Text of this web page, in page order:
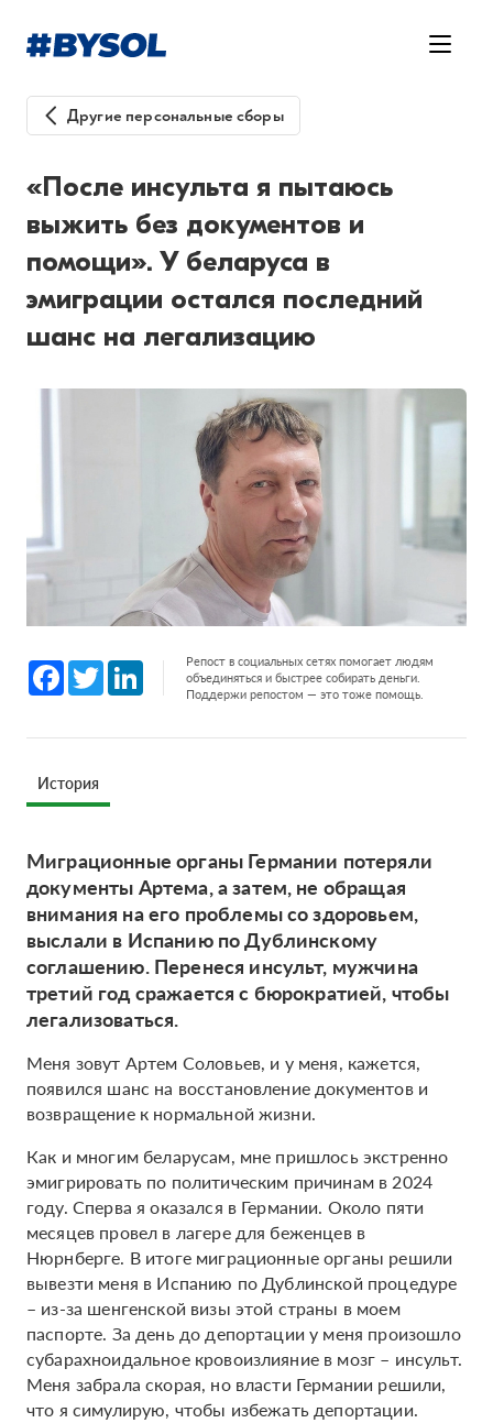
Другие персональные сборы
«После инсульта я пытаюсь
выжить без документов и
помощи». У беларуса в
эмиграции остался последний
шанс на легализацию
Facebook
Twitter LinkedInРепост в социальных сетях помогает людям
объединяться и быстрее собирать деньги.
Поддержи репостом — это тоже помощь.
История
Миграционные органы Германии потеряли
документы Артема, а затем, не обращая
внимания на его проблемы со здоровьем,
выслали в Испанию по Дублинскому
соглашению. Перенеся инсульт, мужчина
третий год сражается с бюрократией, чтобы
легализоваться.
Меня зовут Артем Соловьев, и у меня, кажется,
появился шанс на восстановление документов и
возвращение к нормальной жизни.
Как и многим беларусам, мне пришлось экстренно
эмигрировать по политическим причинам в 2024
году. Сперва я оказался в Германии. Около пяти
месяцев провел в лагере для беженцев в
Нюрнберге. В итоге миграционные органы решили
вывезти меня в Испанию по Дублинской процедуре
– из-за шенгенской визы этой страны в моем
паспорте. За день до депортации у меня произошло
субарахноидальное кровоизлияние в мозг – инсульт.
Меня забрала скорая, но власти Германии решили,
что я симулирую, чтобы избежать депортации.